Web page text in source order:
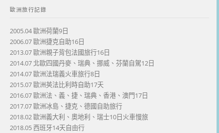
歐洲旅行記錄
2005.04 歐洲荷蘭9日
2006.07 歐洲捷克自助16日
2013.07 歐洲親子背包法國旅行16日
2014.07 北歐四國丹麥、瑞典、挪威、芬蘭自駕12日
2014.07 歐洲法瑞義火車旅行8日
2015.07 歐洲英法比利時自助17天
2016.07 歐洲法、義、捷、瑞典、香港、澳門17日
2017.07 歐洲冰島、捷克、德國自助旅行
2018.02 歐洲義大利、奧地利、瑞士10日火車慢旅
2018.05 西班牙14天自由行